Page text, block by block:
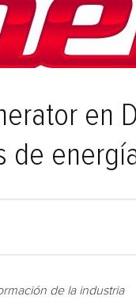
en
de
de la industria